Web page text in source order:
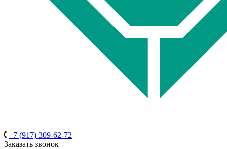
+7 (917) 309-62-72
Заказать звонок